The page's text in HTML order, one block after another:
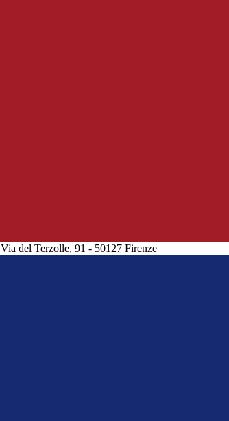
Via del Terzolle, 91 - 50127 Firenze